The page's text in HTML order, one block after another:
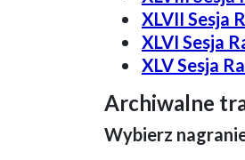
XLVII Sesja
XLVI Sesja
XLV Sesja
Archiwalne
Wybierz